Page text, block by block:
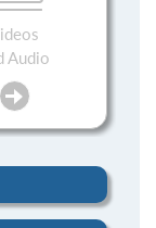
Audio